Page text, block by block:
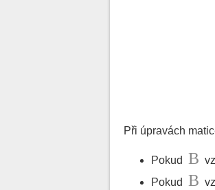
Při úpravách
Pokud B
Pokud B